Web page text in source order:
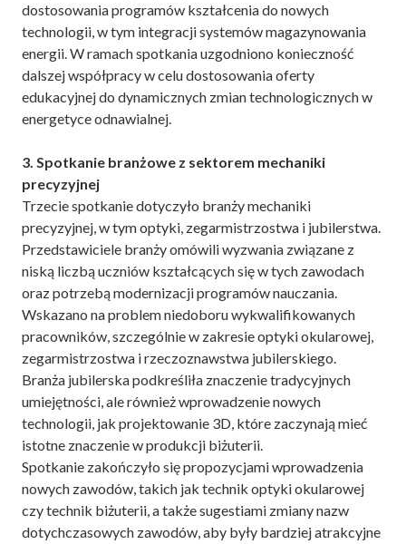
dostosowania programów kształcenia do nowych
technologii, w tym integracji systemów magazynowania
energii. W ramach spotkania uzgodniono konieczność
dalszej współpracy w celu dostosowania oferty
edukacyjnej do dynamicznych zmian technologicznych w
energetyce odnawialnej.
3. Spotkanie branżowe z sektorem mechaniki
precyzyjnej
Trzecie spotkanie dotyczyło branży mechaniki
precyzyjnej, w tym optyki, zegarmistrzostwa i jubilerstwa.
Przedstawiciele branży omówili wyzwania związane z
niską liczbą uczniów kształcących się w tych zawodach
oraz potrzebą modernizacji programów nauczania.
Wskazano na problem niedoboru wykwalifikowanych
pracowników, szczególnie w zakresie optyki okularowej,
zegarmistrzostwa i rzeczoznawstwa jubilerskiego.
Branża jubilerska podkreśliła znaczenie tradycyjnych
umiejętności, ale również wprowadzenie nowych
technologii, jak projektowanie 3D, które zaczynają mieć
istotne znaczenie w produkcji biżuterii.
Spotkanie zakończyło się propozycjami wprowadzenia
nowych zawodów, takich jak technik optyki okularowej
czy technik biżuterii, a także sugestiami zmiany nazw
dotychczasowych zawodów, aby były bardziej atrakcyjne